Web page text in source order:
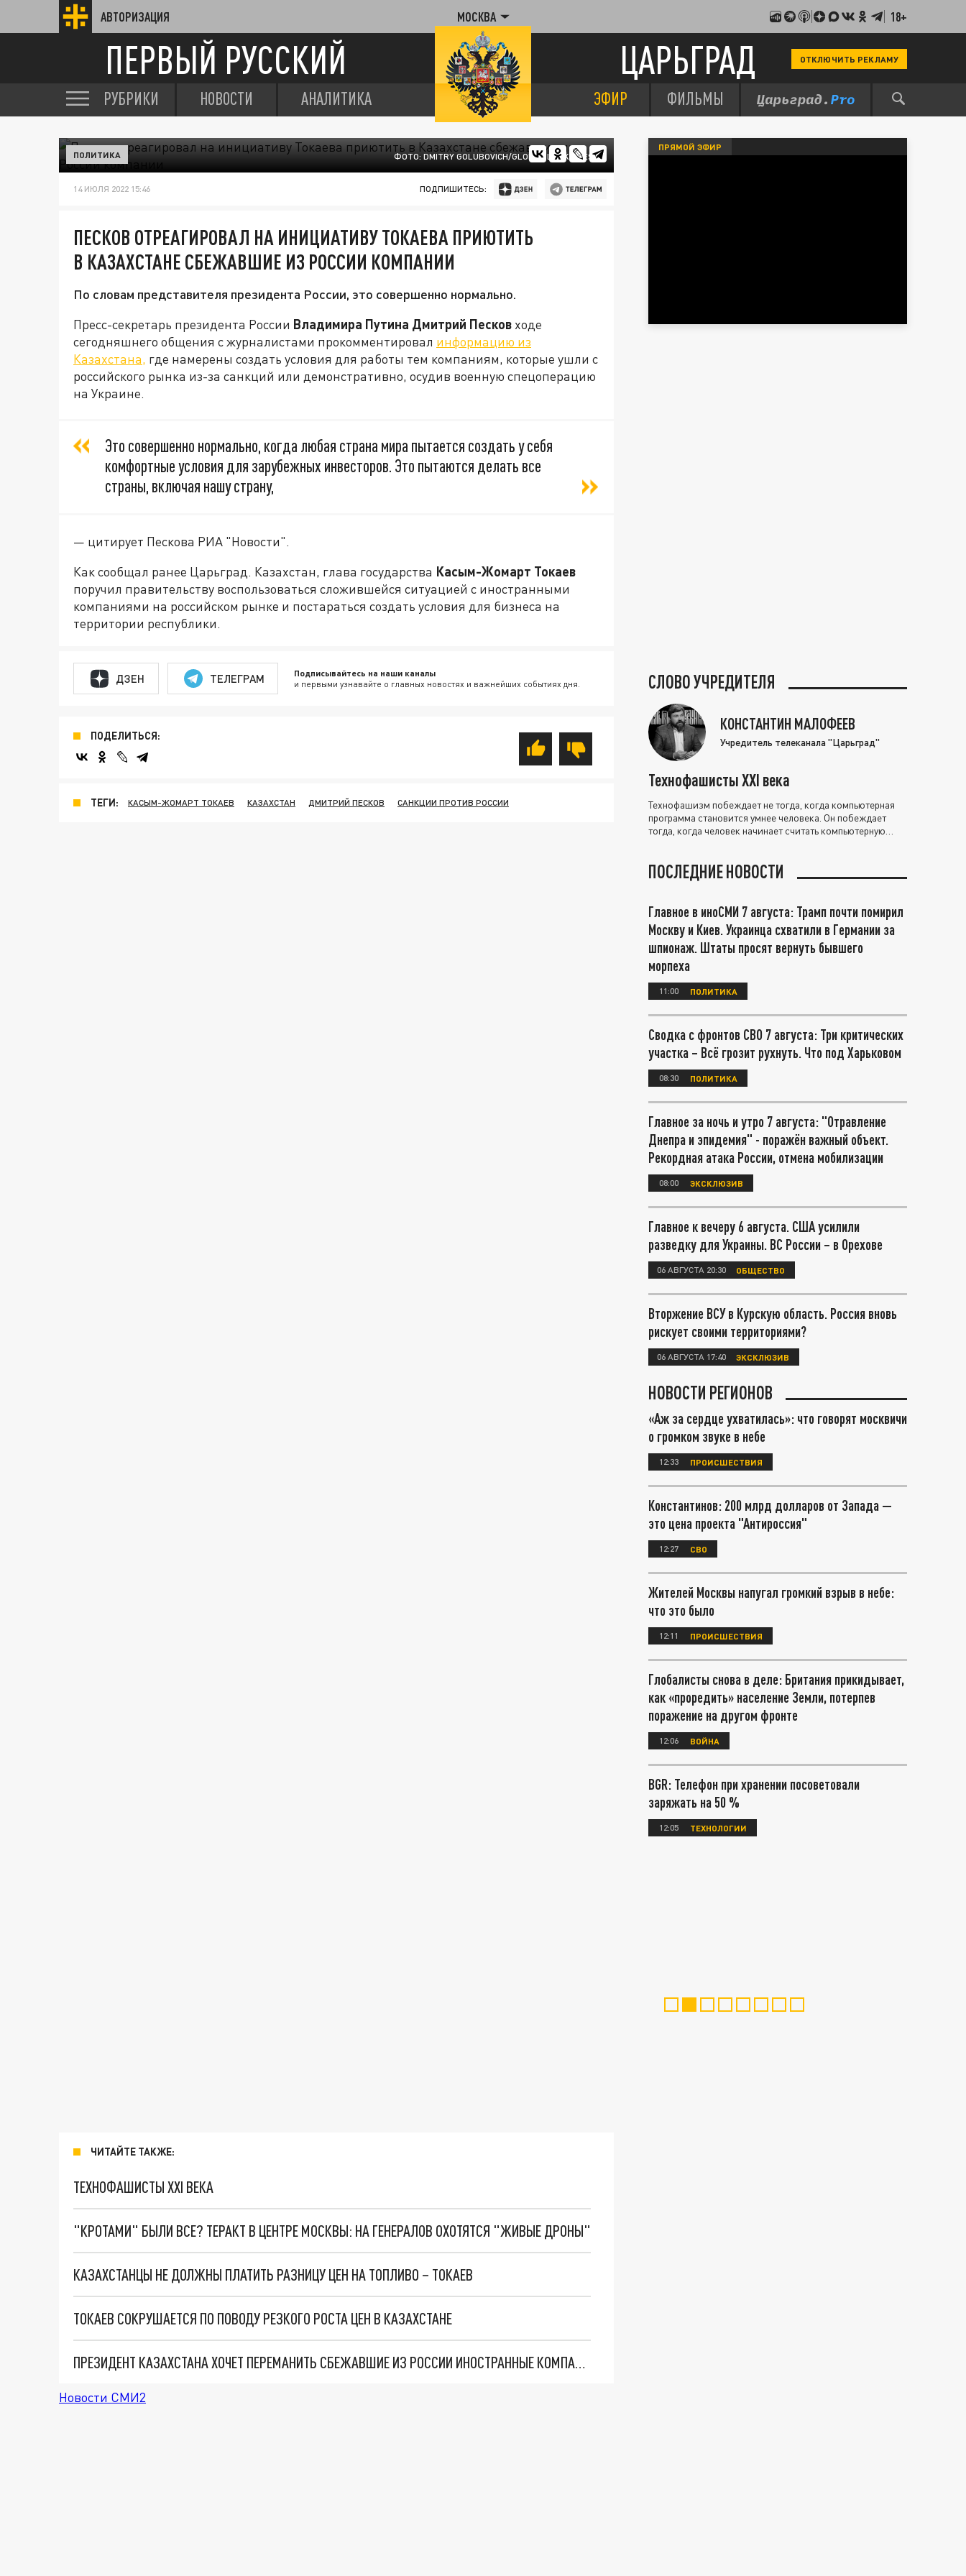
АВТОРИЗАЦИЯ МОСКВА 18+
ПЕРВЫЙ РУССКИЙ ЦАРЬГРАД ОТКЛЮЧИТЬ РЕКЛАМУ
РУБРИКИ НОВОСТИ АНАЛИТИКА ЭФИР ФИЛЬМЫ
ФОТО: DMITRY GOLUBOVICH/GLOBAL LOOK PRESS
ПОЛИТИКА
14 ИЮЛЯ 2022 15:46 ПОДПИШИТЕСЬ:
ПЕСКОВ ОТРЕАГИРОВАЛ НА ИНИЦИАТИВУ ТОКАЕВА ПРИЮТИТЬ
В КАЗАХСТАНЕ СБЕЖАВШИЕ ИЗ РОССИИ КОМПАНИИ
По словам представителя президента России, это совершенно нормально.
Пресс-секретарь президента России Владимира Путина Дмитрий Песков ходе
сегодняшнего общения с журналистами прокомментировал информацию из
Казахстана, где намерены создать условия для работы тем компаниям, которые ушли с
российского рынка из-за санкций или демонстративно, осудив военную спецоперацию
на Украине.
Это совершенно нормально, когда любая страна мира пытается создать у себя
комфортные условия для зарубежных инвесторов. Это пытаются делать все
страны, включая нашу страну,
— цитирует Пескова РИА "Новости".
Как сообщал ранее Царьград. Казахстан, глава государства Касым-Жомарт Токаев
поручил правительству воспользоваться сложившейся ситуацией с иностранными
компаниями на российском рынке и постараться создать условия для бизнеса на
территории республики.
ДЗЕН ТЕЛЕГРАМ Подписывайтесь на наши каналы
и первыми узнавайте о главных новостях и важнейших событиях дня.
ПОДЕЛИТЬСЯ:
ТЕГИ: КАСЫМ-ЖОМАРТ ТОКАЕВ КАЗАХСТАН ДМИТРИЙ ПЕСКОВ САНКЦИИ ПРОТИВ РОССИИ
ЧИТАЙТЕ ТАКЖЕ:
ТЕХНОФАШИСТЫ XXI ВЕКА
"КРОТАМИ" БЫЛИ ВСЕ? ТЕРАКТ В ЦЕНТРЕ МОСКВЫ: НА ГЕНЕРАЛОВ ОХОТЯТСЯ "ЖИВЫЕ ДРОНЫ"
КАЗАХСТАНЦЫ НЕ ДОЛЖНЫ ПЛАТИТЬ РАЗНИЦУ ЦЕН НА ТОПЛИВО – ТОКАЕВ
ТОКАЕВ СОКРУШАЕТСЯ ПО ПОВОДУ РЕЗКОГО РОСТА ЦЕН В КАЗАХСТАНЕ
ПРЕЗИДЕНТ КАЗАХСТАНА ХОЧЕТ ПЕРЕМАНИТЬ СБЕЖАВШИЕ ИЗ РОССИИ ИНОСТРАННЫЕ КОМПАНИИ
Новости СМИ2
ПРЯМОЙ ЭФИР
СЛОВО УЧРЕДИТЕЛЯ
КОНСТАНТИН МАЛОФЕЕВ
Учредитель телеканала "Царьград"
Технофашисты XXI века
Технофашизм побеждает не тогда, когда компьютерная
программа становится умнее человека. Он побеждает
тогда, когда человек начинает считать компьютерную
ПОСЛЕДНИЕ НОВОСТИ
Главное в иноСМИ 7 августа: Трамп почти помирил
Москву и Киев. Украинца схватили в Германии за
шпионаж. Штаты просят вернуть бывшего
морпеха
11:00 ПОЛИТИКА
Сводка с фронтов СВО 7 августа: Три критических
участка – Всё грозит рухнуть. Что под Харьковом
08:30 ПОЛИТИКА
Главное за ночь и утро 7 августа: "Отравление
Днепра и эпидемия" - поражён важный объект.
Рекордная атака России, отмена мобилизации
08:00 ЭКСКЛЮЗИВ
Главное к вечеру 6 августа. США усилили
разведку для Украины. ВС России – в Орехове
06 АВГУСТА 20:30 ОБЩЕСТВО
Вторжение ВСУ в Курскую область. Россия вновь
рискует своими территориями?
06 АВГУСТА 17:40 ЭКСКЛЮЗИВ
НОВОСТИ РЕГИОНОВ
«Аж за сердце ухватилась»: что говорят москвичи
о громком звуке в небе
12:33 ПРОИСШЕСТВИЯ
Константинов: 200 млрд долларов от Запада —
это цена проекта "Антироссия"
12:27 СВО
Жителей Москвы напугал громкий взрыв в небе:
что это было
12:11 ПРОИСШЕСТВИЯ
Глобалисты снова в деле: Британия прикидывает,
как «проредить» население Земли, потерпев
поражение на другом фронте
12:06 ВОЙНА
BGR: Телефон при хранении посоветовали
заряжать на 50 %
12:05 ТЕХНОЛОГИИ